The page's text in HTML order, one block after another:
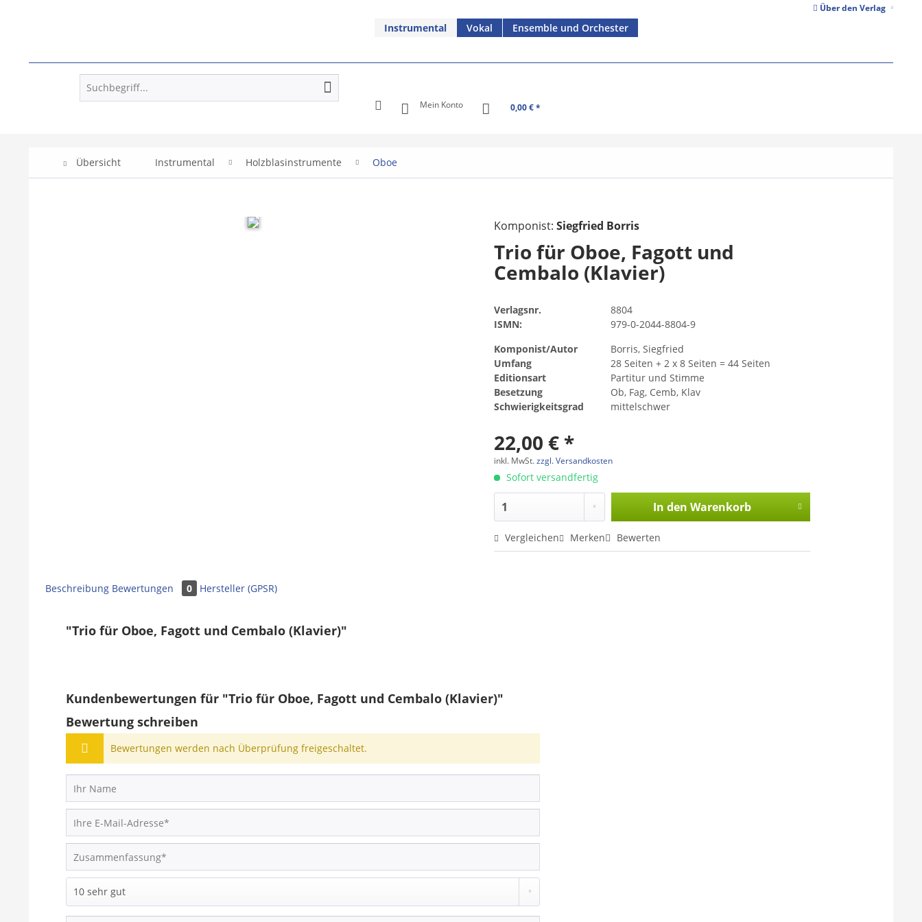
Über den Verlag
Instrumental Vokal Ensemble und Orchester
Mein Konto 0,00 € *
Übersicht Instrumental Holzblasinstrumente Oboe
Komponist:Siegfried Borris
Trio für Oboe, Fagott und
Cembalo (Klavier)
Verlagsnr.
8804
ISMN:
979-0-2044-8804-9
Komponist/Autor
Borris, Siegfried
Umfang
28 Seiten + 2 x 8 Seiten = 44 Seiten
Editionsart
Partitur und Stimme
Besetzung
Ob, Fag, Cemb, Klav
Schwierigkeitsgrad
mittelschwer
22,00 € *
inkl. MwSt.zzgl. Versandkosten
Sofort versandfertig
In den Warenkorb
Vergleichen Merken Bewerten
Beschreibung Bewertungen 0 Hersteller (GPSR)
"Trio für Oboe, Fagott und Cembalo (Klavier)"
Kundenbewertungen für "Trio für Oboe, Fagott und Cembalo (Klavier)"
Bewertung schreiben
Bewertungen werden nach Überprüfung freigeschaltet.